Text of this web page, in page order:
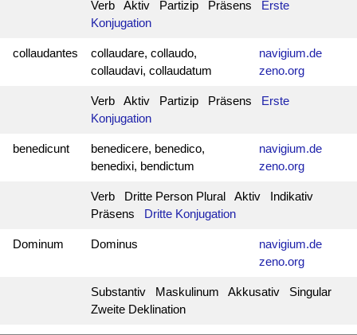
Verb Aktiv Partizip Präsens Erste
Konjugation
collaudantes
collaudare, collaudo,
collaudavi, collaudatum
navigium.de
zeno.org
Verb Aktiv Partizip Präsens Erste
Konjugation
benedicunt
benedicere, benedico,
benedixi, bendictum
navigium.de
zeno.org
Verb Dritte Person Plural Aktiv Indikativ
Präsens Dritte Konjugation
Dominum Dominus
navigium.de
zeno.org
Substantiv Maskulinum Akkusativ Singular
Zweite Deklination